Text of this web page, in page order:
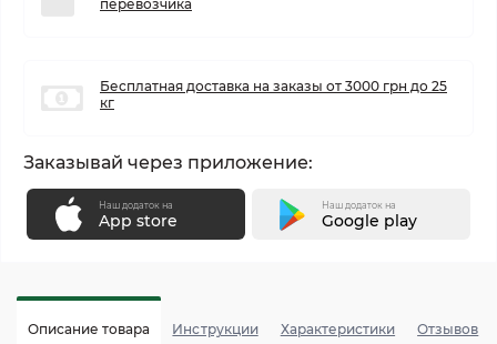
перевозчика
Бесплатная доставка на заказы от 3000 грн до 25
кг
Заказывай через приложение:
Наш додаток на
App store
Наш додаток на
Google play
Описание товара Инструкции Характеристики Отзывов